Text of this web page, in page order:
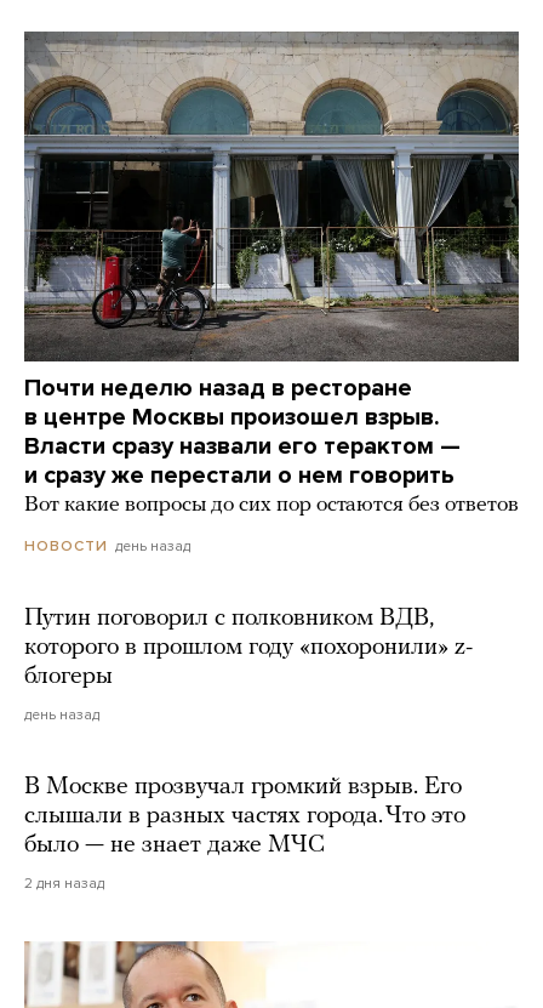
Почти неделю назад в ресторане
в центре Москвы произошел взрыв.
Власти сразу назвали его терактом —
и сразу же перестали о нем говорить
Вот какие вопросы до сих пор остаются без ответов
НОВОСТИ день назад
Путин поговорил с полковником ВДВ,
которого в прошлом году «похоронили» z-
блогеры
день назад
В Москве прозвучал громкий взрыв. Его
слышали в разных частях города. Что это
было — не знает даже МЧС
2 дня назад